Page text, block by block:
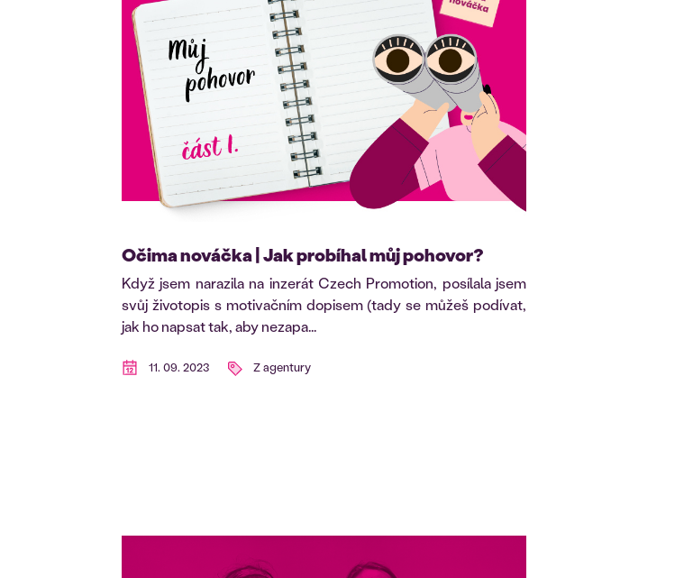
Očima nováčka | Jak probíhal můj pohovor?
Když jsem narazila na inzerát Czech Promotion, posílala jsem
svůj životopis s motivačním dopisem (tady se můžeš podívat,
jak ho napsat tak, aby nezapa...
11. 09. 2023 Z agentury